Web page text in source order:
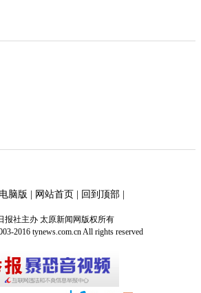
脑版 | 网站首页| 回到顶部|
报社主办 太原新闻网版权所有
2016 tynews.com.cn All rights reserved